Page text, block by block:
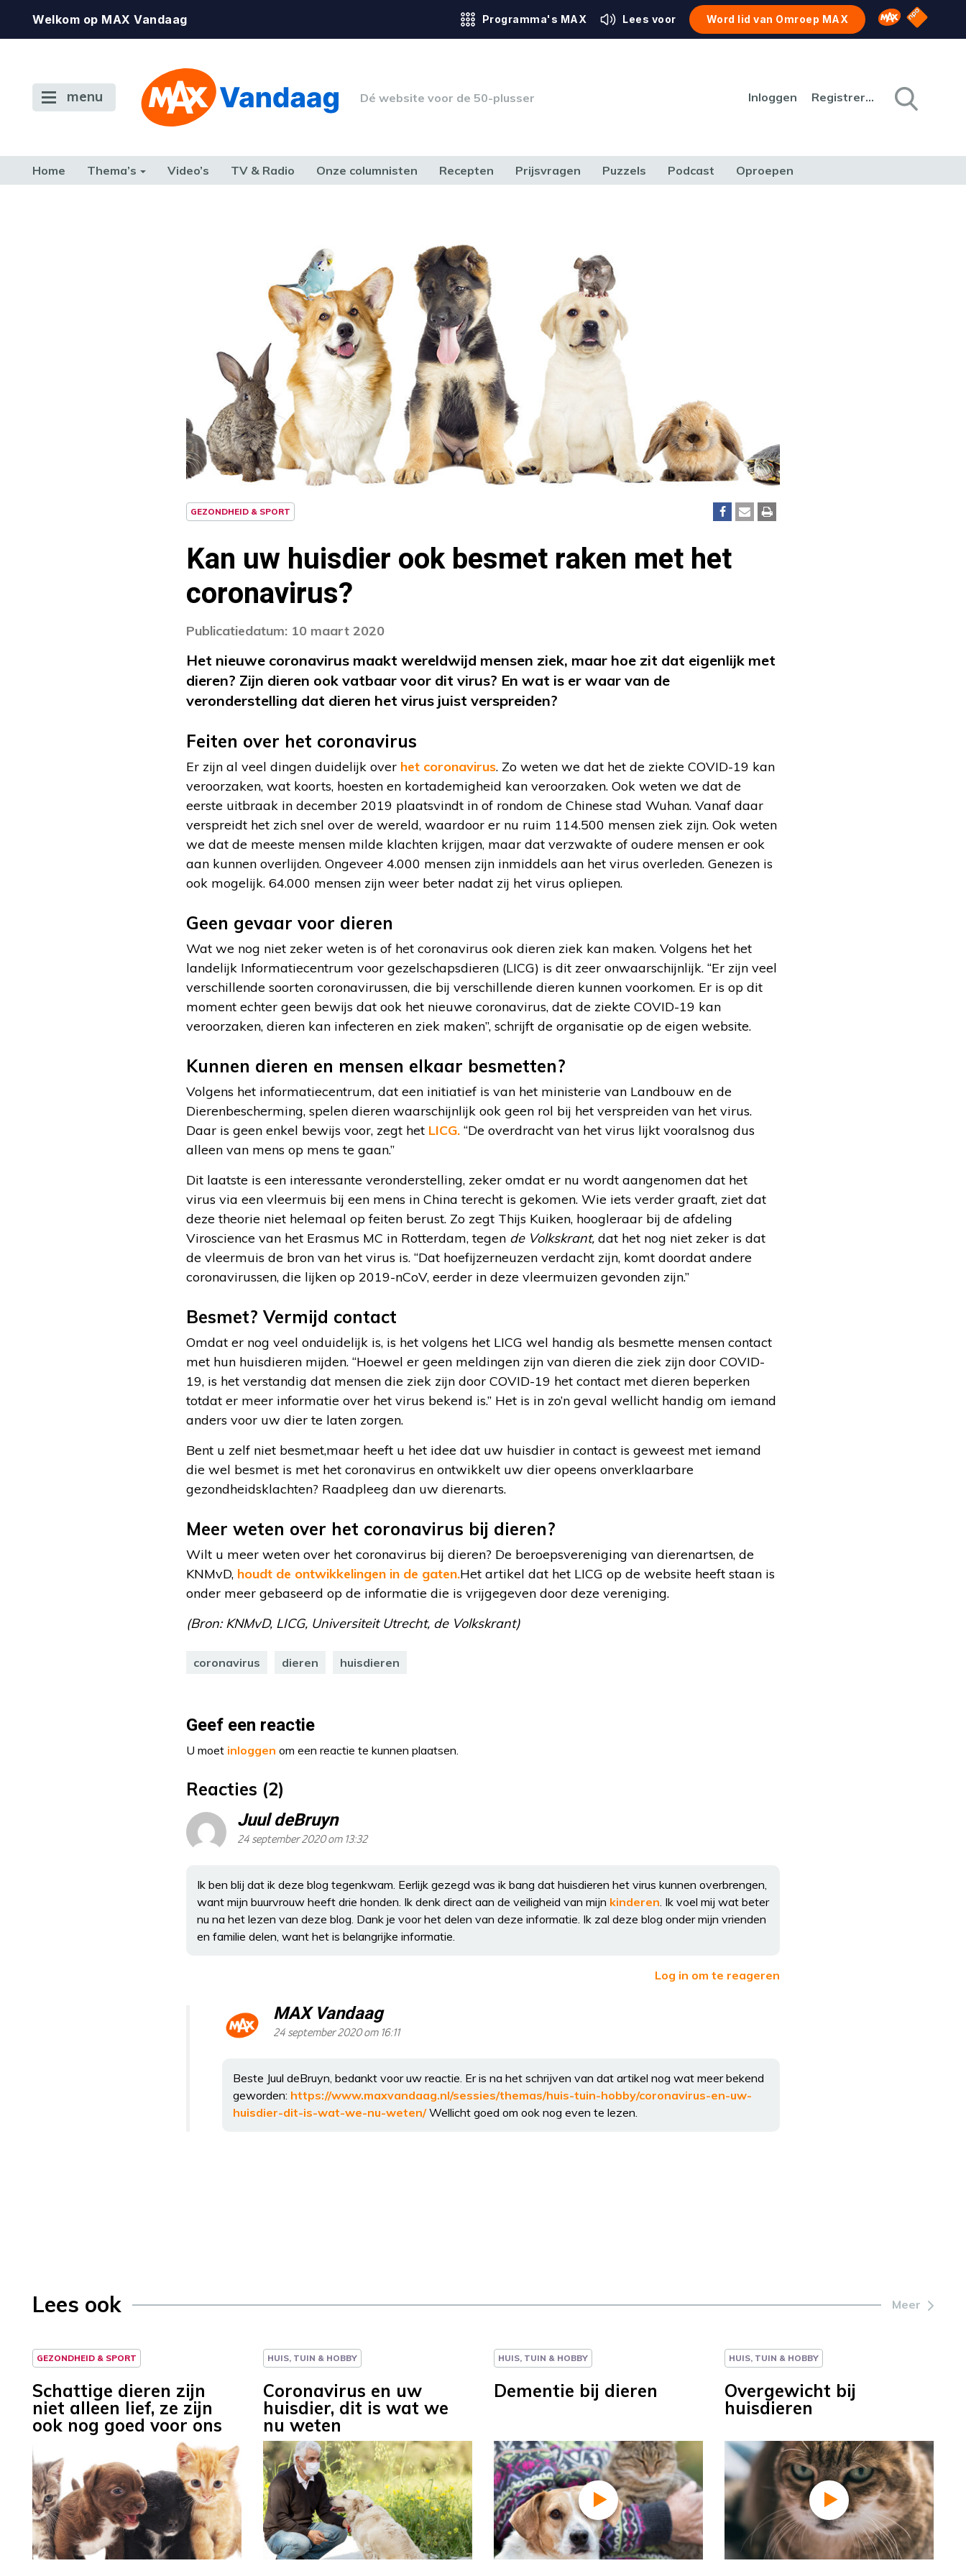
Welkom op MAX Vandaag Programma's MAX Lees voor Word lid van Omroep MAX Omroep MAX
NPO
menu Dé website voor de 50-plusser Inloggen Registreren
Home Thema’s Video’s TV & Radio Onze columnisten Recepten Prijsvragen Puzzels Podcast Oproepen
GEZONDHEID & SPORT
Kan uw huisdier ook besmet raken met het
coronavirus?
Publicatiedatum: 10 maart 2020
Het nieuwe coronavirus maakt wereldwijd mensen ziek, maar hoe zit dat eigenlijk met
dieren? Zijn dieren ook vatbaar voor dit virus? En wat is er waar van de
veronderstelling dat dieren het virus juist verspreiden?
Feiten over het coronavirus
Er zijn al veel dingen duidelijk over het coronavirus. Zo weten we dat het de ziekte COVID-19 kan
veroorzaken, wat koorts, hoesten en kortademigheid kan veroorzaken. Ook weten we dat de
eerste uitbraak in december 2019 plaatsvindt in of rondom de Chinese stad Wuhan. Vanaf daar
verspreidt het zich snel over de wereld, waardoor er nu ruim 114.500 mensen ziek zijn. Ook weten
we dat de meeste mensen milde klachten krijgen, maar dat verzwakte of oudere mensen er ook
aan kunnen overlijden. Ongeveer 4.000 mensen zijn inmiddels aan het virus overleden. Genezen is
ook mogelijk. 64.000 mensen zijn weer beter nadat zij het virus opliepen.
Geen gevaar voor dieren
Wat we nog niet zeker weten is of het coronavirus ook dieren ziek kan maken. Volgens het het
landelijk Informatiecentrum voor gezelschapsdieren (LICG) is dit zeer onwaarschijnlijk. “Er zijn veel
verschillende soorten coronavirussen, die bij verschillende dieren kunnen voorkomen. Er is op dit
moment echter geen bewijs dat ook het nieuwe coronavirus, dat de ziekte COVID-19 kan
veroorzaken, dieren kan infecteren en ziek maken”, schrijft de organisatie op de eigen website.
Kunnen dieren en mensen elkaar besmetten?
Volgens het informatiecentrum, dat een initiatief is van het ministerie van Landbouw en de
Dierenbescherming, spelen dieren waarschijnlijk ook geen rol bij het verspreiden van het virus.
Daar is geen enkel bewijs voor, zegt het LICG. “De overdracht van het virus lijkt vooralsnog dus
alleen van mens op mens te gaan.”
Dit laatste is een interessante veronderstelling, zeker omdat er nu wordt aangenomen dat het
virus via een vleermuis bij een mens in China terecht is gekomen. Wie iets verder graaft, ziet dat
deze theorie niet helemaal op feiten berust. Zo zegt Thijs Kuiken, hoogleraar bij de afdeling
Viroscience van het Erasmus MC in Rotterdam, tegen de Volkskrant, dat het nog niet zeker is dat
de vleermuis de bron van het virus is. “Dat hoefijzerneuzen verdacht zijn, komt doordat andere
coronavirussen, die lijken op 2019-nCoV, eerder in deze vleermuizen gevonden zijn.”
Besmet? Vermijd contact
Omdat er nog veel onduidelijk is, is het volgens het LICG wel handig als besmette mensen contact
met hun huisdieren mijden. “Hoewel er geen meldingen zijn van dieren die ziek zijn door COVID-
19, is het verstandig dat mensen die ziek zijn door COVID-19 het contact met dieren beperken
totdat er meer informatie over het virus bekend is.” Het is in zo’n geval wellicht handig om iemand
anders voor uw dier te laten zorgen.
Bent u zelf niet besmet,maar heeft u het idee dat uw huisdier in contact is geweest met iemand
die wel besmet is met het coronavirus en ontwikkelt uw dier opeens onverklaarbare
gezondheidsklachten? Raadpleeg dan uw dierenarts.
Meer weten over het coronavirus bij dieren?
Wilt u meer weten over het coronavirus bij dieren? De beroepsvereniging van dierenartsen, de
KNMvD, houdt de ontwikkelingen in de gaten.Het artikel dat het LICG op de website heeft staan is
onder meer gebaseerd op de informatie die is vrijgegeven door deze vereniging.
(Bron: KNMvD, LICG, Universiteit Utrecht, de Volkskrant)
coronavirus dieren huisdieren
Geef een reactie
U moet inloggen om een reactie te kunnen plaatsen.
Reacties (2)
Juul deBruyn
24 september 2020 om 13:32
Ik ben blij dat ik deze blog tegenkwam. Eerlijk gezegd was ik bang dat huisdieren het virus kunnen overbrengen,
want mijn buurvrouw heeft drie honden. Ik denk direct aan de veiligheid van mijn kinderen. Ik voel mij wat beter
nu na het lezen van deze blog. Dank je voor het delen van deze informatie. Ik zal deze blog onder mijn vrienden
en familie delen, want het is belangrijke informatie.
Log in om te reageren
MAX Vandaag
24 september 2020 om 16:11
Beste Juul deBruyn, bedankt voor uw reactie. Er is na het schrijven van dat artikel nog wat meer bekend
geworden: https://www.maxvandaag.nl/sessies/themas/huis-tuin-hobby/coronavirus-en-uw-
huisdier-dit-is-wat-we-nu-weten/Wellicht goed om ook nog even te lezen.
Lees ook Meer
GEZONDHEID & SPORT
Schattige dieren zijn
niet alleen lief, ze zijn
ook nog goed voor ons
HUIS, TUIN & HOBBY
Coronavirus en uw
huisdier, dit is wat we
nu weten
HUIS, TUIN & HOBBY
Dementie bij dieren
HUIS, TUIN & HOBBY
Overgewicht bij
huisdieren